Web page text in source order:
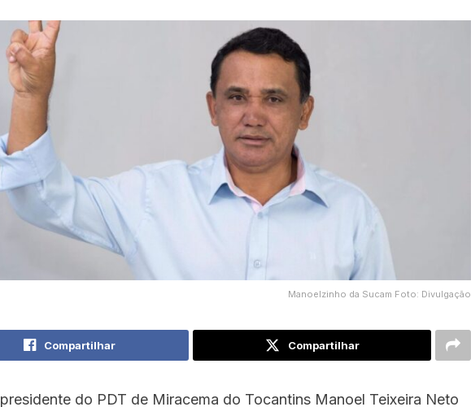
Manoelzinho da Sucam Foto: Divulgação
Compartilhar Compartilhar
do PDT de Miracema do Tocantins Manoel Teixeira Neto